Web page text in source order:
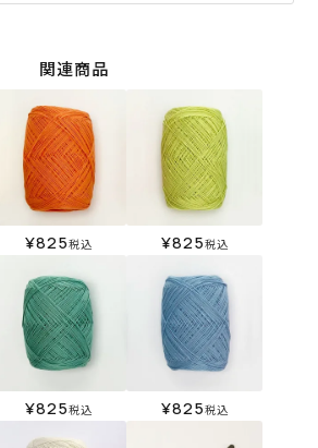
関連商品
¥825税込 ¥825税込
¥825税込 ¥825税込